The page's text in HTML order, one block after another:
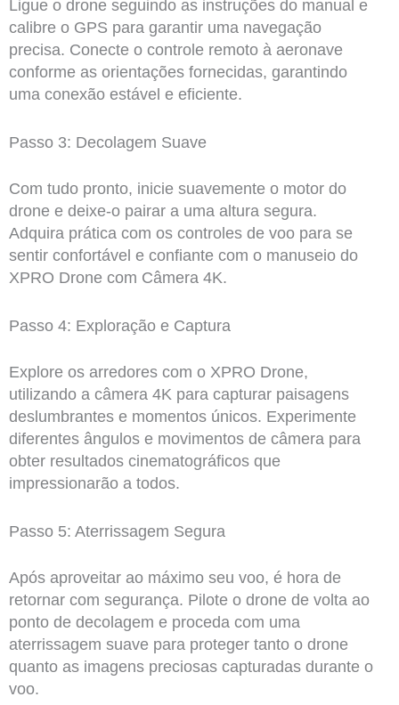
Ligue o drone seguindo as instruções do manual e
calibre o GPS para garantir uma navegação
precisa. Conecte o controle remoto à aeronave
conforme as orientações fornecidas, garantindo
uma conexão estável e eficiente.
Passo 3: Decolagem Suave
Com tudo pronto, inicie suavemente o motor do
drone e deixe-o pairar a uma altura segura.
Adquira prática com os controles de voo para se
sentir confortável e confiante com o manuseio do
XPRO Drone com Câmera 4K.
Passo 4: Exploração e Captura
Explore os arredores com o XPRO Drone,
utilizando a câmera 4K para capturar paisagens
deslumbrantes e momentos únicos. Experimente
diferentes ângulos e movimentos de câmera para
obter resultados cinematográficos que
impressionarão a todos.
Passo 5: Aterrissagem Segura
Após aproveitar ao máximo seu voo, é hora de
retornar com segurança. Pilote o drone de volta ao
ponto de decolagem e proceda com uma
aterrissagem suave para proteger tanto o drone
quanto as imagens preciosas capturadas durante o
voo.